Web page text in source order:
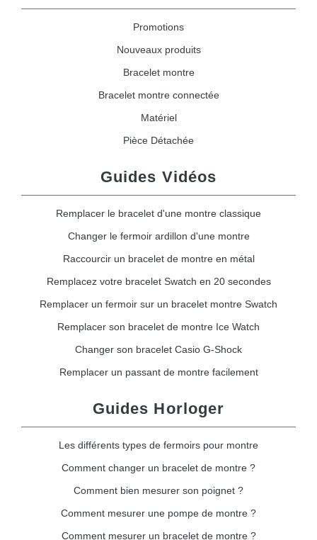
Promotions
Nouveaux produits
Bracelet montre
Bracelet montre connectée
Matériel
Pièce Détachée
Guides Vidéos
Remplacer le bracelet d'une montre classique
Changer le fermoir ardillon d'une montre
Raccourcir un bracelet de montre en métal
Remplacez votre bracelet Swatch en 20 secondes
Remplacer un fermoir sur un bracelet montre Swatch
Remplacer son bracelet de montre Ice Watch
Changer son bracelet Casio G-Shock
Remplacer un passant de montre facilement
Guides Horloger
Les différents types de fermoirs pour montre
Comment changer un bracelet de montre ?
Comment bien mesurer son poignet ?
Comment mesurer une pompe de montre ?
Comment mesurer un bracelet de montre ?